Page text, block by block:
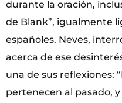
durante la oración,
de Blank”, igualmente
españoles. Neves,
acerca de ese
una de sus reflexiones:
pertenecen al pasado,